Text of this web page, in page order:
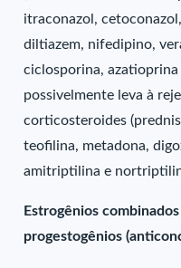
itraconazol,
diltiazem, nifedipino,
ciclosporina,
possivelmente leva à
corticosteroides
teofilina, metadona,
amitriptilina e
Estrogênios
progestogênios